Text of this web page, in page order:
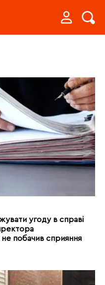
угоду в справі
побачив сприяння